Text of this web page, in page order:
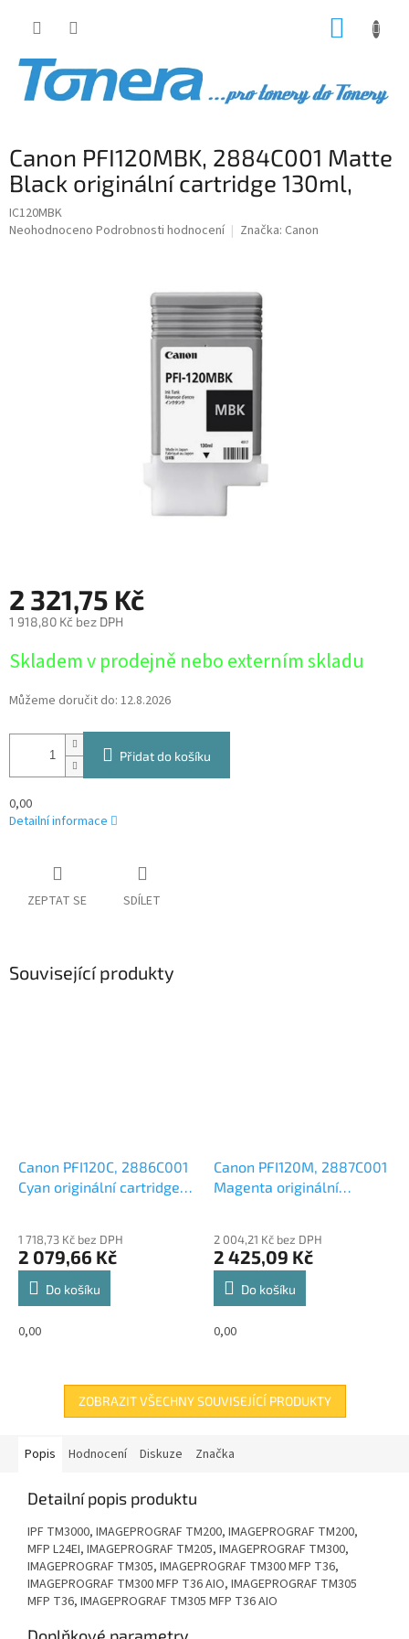
Canon PFI120MBK, 2884C001 Matte
Black originální cartridge 130ml,
IC120MBK
Průměrné
Neohodnoceno Podrobnosti hodnocení Značka: Canon
2 321,75 Kč
1 918,80 Kč bez DPH
cena:
Skladem v prodejně nebo externím skladu
Můžeme doručit do: 12.8.2026
Přidat do košíku
0,00
Detailní informace
ZEPTAT SE SDÍLET
Související produkty
Canon PFI120C, 2886C001
Cyan originální cartridge
1 718,73 Kč bez DPH
2 079,66 Kč
Do košíku
0,00
Canon PFI120M, 2887C001
Magenta originální
2 004,21 Kč bez DPH
2 425,09 Kč
Do košíku
0,00
ZOBRAZIT VŠECHNY SOUVISEJÍCÍ PRODUKTY
Popis Hodnocení Diskuze Značka
Detailní popis produktu
IPF TM3000, IMAGEPROGRAF TM200, IMAGEPROGRAF TM200,
MFP L24EI, IMAGEPROGRAF TM205, IMAGEPROGRAF TM300,
IMAGEPROGRAF TM305, IMAGEPROGRAF TM300 MFP T36,
IMAGEPROGRAF TM300 MFP T36 AIO, IMAGEPROGRAF TM305
MFP T36, IMAGEPROGRAF TM305 MFP T36 AIO